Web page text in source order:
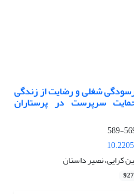
شغلی و رضایت از زندگی
سرپرست در پرستاران
569-
کرایی، نصیر داستان